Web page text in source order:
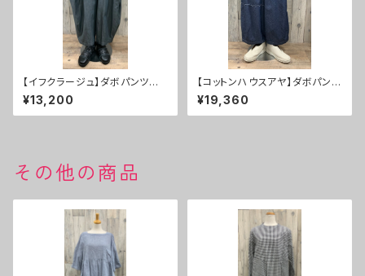
【イフクラージュ】ダボパンツ ５
０％ＯＦＦ
¥13,200
【コットンハウスアヤ】ダボパン
ツ ２０％ＯＦＦ
¥19,360
その他の商品